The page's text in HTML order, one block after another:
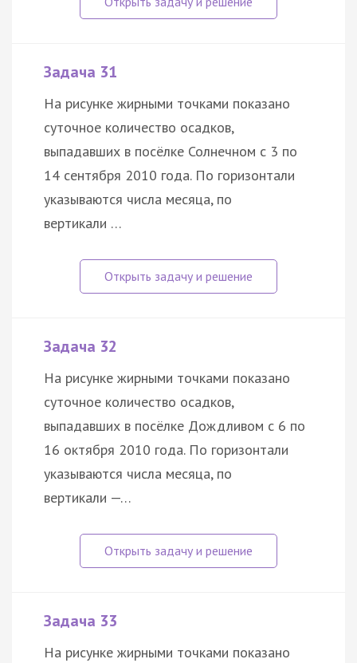
Задача 31
На рисунке жирными точками показано
суточное количество осадков,
выпадавших в посёлке Солнечном с 3 по
14 сентября 2010 года. По горизонтали
указываются числа месяца, по
вертикали …
Задача 32
На рисунке жирными точками показано
суточное количество осадков,
выпадавших в посёлке Дождливом с 6 по
16 октября 2010 года. По горизонтали
указываются числа месяца, по
вертикали —…
Задача 33
На рисунке жирными точками показано